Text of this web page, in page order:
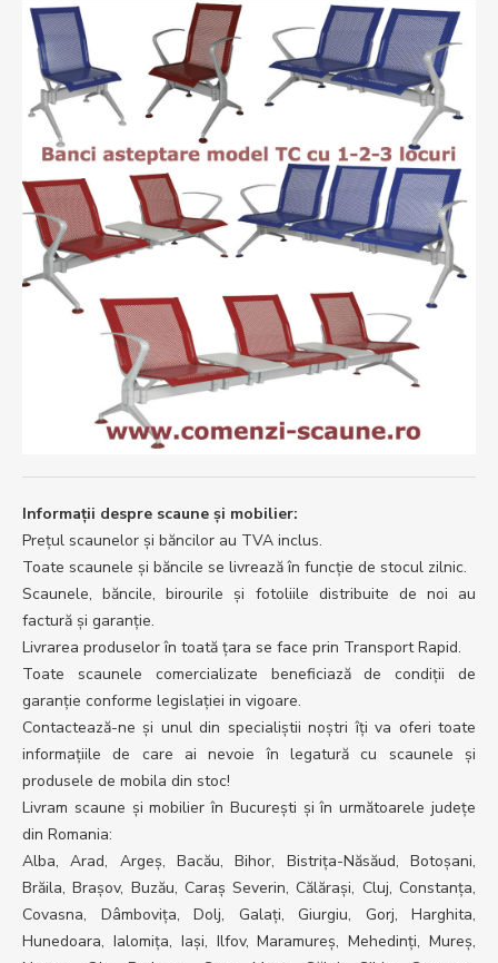
Informații despre scaune și mobilier:
Prețul scaunelor și băncilor au TVA inclus.
Toate scaunele și băncile se livrează în funcție de stocul zilnic.
Scaunele, băncile, birourile și fotoliile distribuite de noi au
factură și garanție.
Livrarea produselor în toată țara se face prin Transport Rapid.
Toate scaunele comercializate beneficiază de condiții de
garanție conforme legislației in vigoare.
Contactează-ne și unul din specialiștii noștri îți va oferi toate
informațiile de care ai nevoie în legatură cu scaunele și
produsele de mobila din stoc!
Livram scaune și mobilier în București și în următoarele județe
din Romania:
Alba, Arad, Argeș, Bacău, Bihor, Bistrița-Năsăud, Botoșani,
Brăila, Brașov, Buzău, Caraș Severin, Călărași, Cluj, Constanța,
Covasna, Dâmbovița, Dolj, Galați, Giurgiu, Gorj, Harghita,
Hunedoara, Ialomița, Iași, Ilfov, Maramureș, Mehedinți, Mureș,